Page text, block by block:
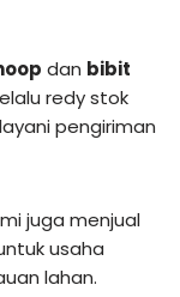
dan bibit
redy stok
pengiriman
juga menjual
usaha
lahan.